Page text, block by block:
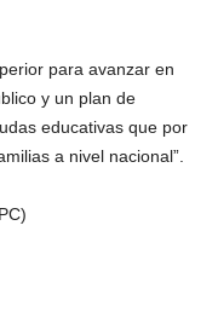
para avanzar en
y un plan de
educativas que por
a nivel nacional”.